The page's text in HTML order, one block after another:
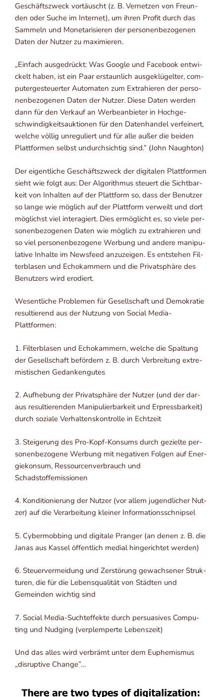
Geschäfts­zweck vor­täuscht (z. B. Ver­net­zen von Freun­
den oder Suche im Inter­net), um ihren Pro­fit durch das
Sam­meln und Mone­ta­ri­sie­ren der per­so­nen­be­zo­ge­nen
Daten der Nut­zer zu maximieren.
„Ein­fach aus­ge­drückt: Was Goog­le und Face­book ent­wi­
ckelt haben, ist ein Paar erstaun­lich aus­ge­klü­gel­ter, com­
pu­ter­ge­steu­er­ter Auto­ma­ten zum Extra­hie­ren der per­so­
nen­be­zo­ge­nen Daten der Nut­zer. Die­se Daten wer­den
dann für den Ver­kauf an Wer­be­an­bie­ter in Hoch­ge­
schwin­dig­keits­auk­tio­nen für den Daten­han­del ver­fei­nert,
wel­che völ­lig unre­gu­liert und für alle außer die bei­den
Platt­for­men selbst undurch­sich­tig sind.” (John Naughton)
Der eigent­li­che Geschäfts­zweck der digi­ta­len Platt­for­men
sieht wie folgt aus: Der Algo­rith­mus steu­ert die Sicht­bar­
keit von Inhal­ten auf der Platt­form so, dass der Benut­zer
so lan­ge wie mög­lich auf der Platt­form ver­weilt und dort
mög­lichst viel inter­agiert. Dies ermög­licht es, so vie­le per­
so­nen­be­zo­ge­nen Daten wie mög­lich zu extra­hie­ren und
so viel per­so­nen­be­zo­ge­ne Wer­bung und ande­re mani­pu­
la­ti­ve Inhal­te im News­feed anzu­zei­gen. Es ent­ste­hen Fil­
ter­bla­sen und Echo­kam­mern und die Pri­vat­sphä­re des
Benut­zers wird erodiert.
Wesent­li­che Pro­ble­men für Gesell­schaft und Demo­kra­tie
resul­tie­rend aus der Nut­zung von Social Media-
Plattformen:
1. Fil­ter­bla­sen und Echo­kam­mern, wel­che die Spal­tung
der Gesell­schaft beför­dern z. B. durch Ver­brei­tung extre­
mis­ti­schen Gedankengutes
2. Auf­he­bung der Pri­vat­sphä­re der Nut­zer (und der dar­
aus resul­tie­ren­den Mani­pu­lier­bar­keit und Erpress­bar­keit)
durch sozia­le Ver­hal­tens­kon­trol­le in Echtzeit
3. Stei­ge­rung des Pro-Kopf-Kon­sums durch geziel­te per­
so­nen­be­zo­ge­ne Wer­bung mit nega­ti­ven Fol­gen auf Ener­
gie­kon­sum, Res­sour­cen­ver­brauch und
Schadstoffemissionen
4. Kon­di­tio­nie­rung der Nut­zer (vor allem jugend­li­cher Nut­
zer) auf die Ver­ar­bei­tung klei­ner Informationsschnipsel
5. Cyber­mob­bing und digi­ta­le Pran­ger (an denen z. B. die
Janas aus Kas­sel öffent­lich medi­al hin­ge­rich­tet werden)
6. Steu­er­ver­mei­dung und Zer­stö­rung gewach­se­ner Struk­
tu­ren, die für die Lebens­qua­li­tät von Städ­ten und
Gemein­den wich­tig sind
7. Social Media-Sucht­ef­fek­te durch per­sua­si­ves Com­pu­
ting und Nud­ging (ver­plem­per­te Lebenszeit)
Und das alles wird ver­brämt unter dem Euphe­mis­mus
„dis­rup­ti­ve Change”…